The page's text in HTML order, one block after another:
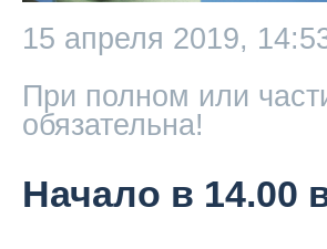
15 апреля 2019,
При полном или
обязательна!
Начало в 14.00